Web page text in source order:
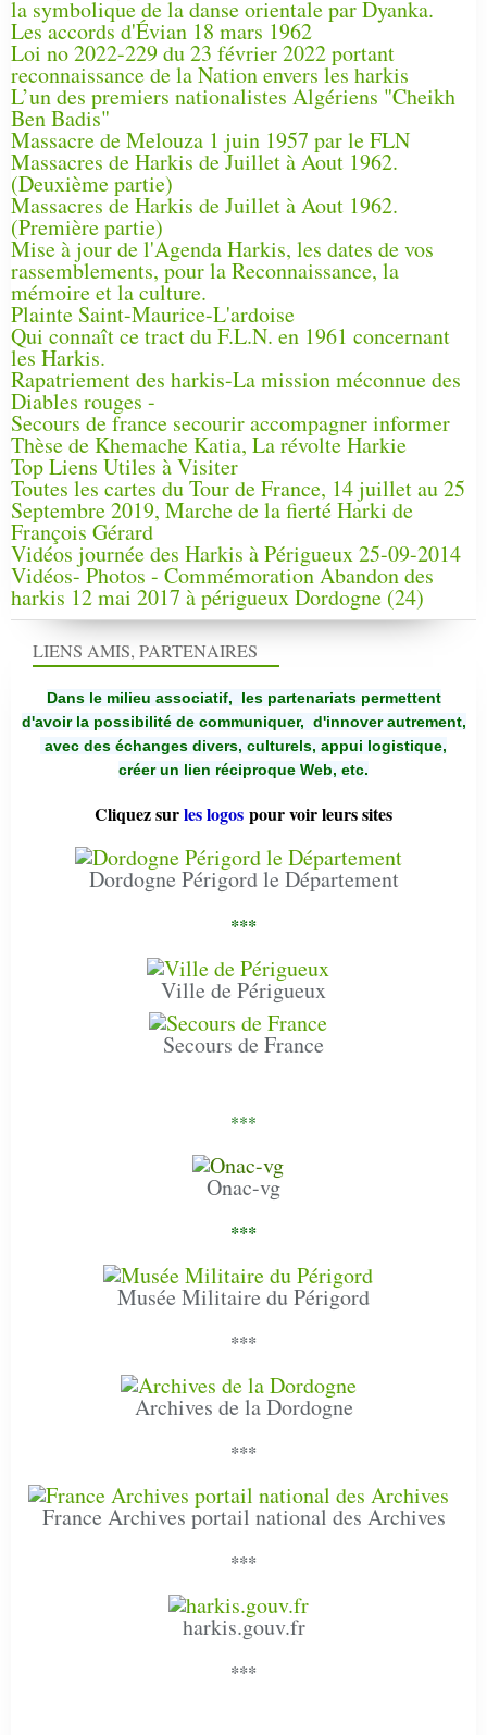
la symbolique de la danse orientale par Dyanka.
Les accords d'Évian 18 mars 1962
Loi no 2022-229 du 23 février 2022 portant
reconnaissance de la Nation envers les harkis
L’un des premiers nationalistes Algériens "Cheikh
Ben Badis"
Massacre de Melouza 1 juin 1957 par le FLN
Massacres de Harkis de Juillet à Aout 1962.
(Deuxième partie)
Massacres de Harkis de Juillet à Aout 1962.
(Première partie)
Mise à jour de l'Agenda Harkis, les dates de vos
rassemblements, pour la Reconnaissance, la
mémoire et la culture.
Plainte Saint-Maurice-L'ardoise
Qui connaît ce tract du F.L.N. en 1961 concernant
les Harkis.
Rapatriement des harkis-La mission méconnue des
Diables rouges -
Secours de france secourir accompagner informer
Thèse de Khemache Katia, La révolte Harkie
Top Liens Utiles à Visiter
Toutes les cartes du Tour de France, 14 juillet au 25
Septembre 2019, Marche de la fierté Harki de
François Gérard
Vidéos journée des Harkis à Périgueux 25-09-2014
Vidéos- Photos - Commémoration Abandon des
harkis 12 mai 2017 à périgueux Dordogne (24)
LIENS AMIS, PARTENAIRES
Dans le milieu associatif, les partenariats permettent
d'avoir la possibilité de communiquer, d'innover autrement,
avec des échanges divers, culturels, appui logistique,
créer un lien réciproque Web, etc.
Cliquez surles logos pour voir leurs sites
Dordogne Périgord le Département
***
Ville de Périgueux
Secours de France
***
Onac-vg
***
Musée Militaire du Périgord
***
Archives de la Dordogne
***
France Archives portail national des Archives
***
harkis.gouv.fr
***